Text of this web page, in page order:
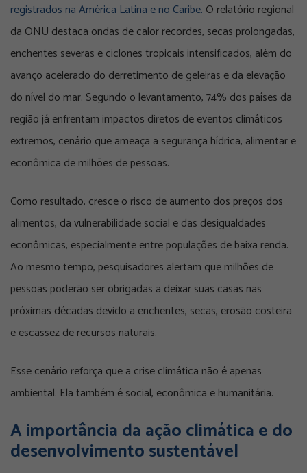
registrados na América Latina e no Caribe. O relatório regional
da ONU destaca ondas de calor recordes, secas prolongadas,
enchentes severas e ciclones tropicais intensificados, além do
avanço acelerado do derretimento de geleiras e da elevação
do nível do mar. Segundo o levantamento, 74% dos países da
região já enfrentam impactos diretos de eventos climáticos
extremos, cenário que ameaça a segurança hídrica, alimentar e
econômica de milhões de pessoas.
Como resultado, cresce o risco de aumento dos preços dos
alimentos, da vulnerabilidade social e das desigualdades
econômicas, especialmente entre populações de baixa renda.
Ao mesmo tempo, pesquisadores alertam que milhões de
pessoas poderão ser obrigadas a deixar suas casas nas
próximas décadas devido a enchentes, secas, erosão costeira
e escassez de recursos naturais.
Esse cenário reforça que a crise climática não é apenas
ambiental. Ela também é social, econômica e humanitária.
A importância da ação climática e do
desenvolvimento sustentável